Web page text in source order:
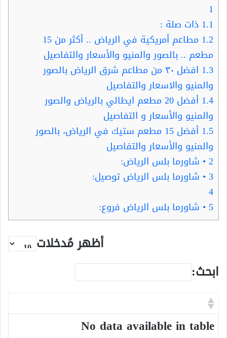
1
1.1 ذات صلة :
1.2
مطاعم أمريكية في الرياض .. أكثر من 15
مطعم .. بالصور والمنيو والأسعار والتفاصيل
1.3
افضل ٣٠ من مطاعم شرق الرياض بالصور
والمنيو والاسعار والتفاصيل
1.4
أفضل 20 مطعم ايطالي بالرياض والصور
والمنيو والأسعار و التفاصيل
1.5
أفضل 15 مطعم ستيك في الرياض، بالصور
والمنيو والأسعار والتفاصيل
2• شاورما بلس الرياض:
3• شاورما بلس الرياض توصيل:
4
5 • شاورما بلس الرياض فروع:
أظهر مُدخلات
ابحث:
No data available in table